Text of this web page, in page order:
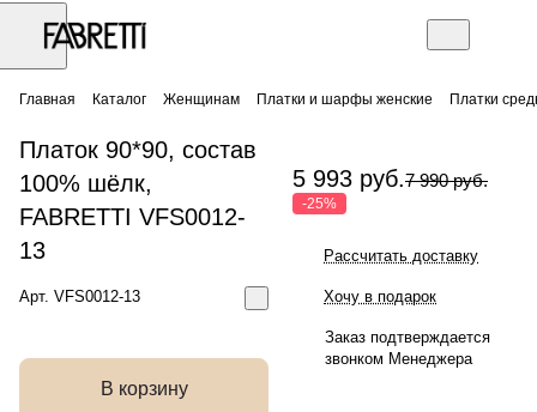
Главная Каталог Женщинам Платки и шарфы женские Платки
Платок 90*90, состав
100% шёлк,
FABRETTI VFS0012-
13
Арт. VFS0012-13
В корзину
5 993 руб.7 990 руб.
-25%
Рассчитать доставку
Хочу в подарок
Заказ подтверждается
звонком Менеджера